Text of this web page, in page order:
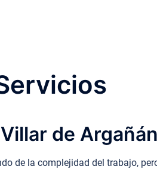
de
de la complejidad del trabajo,